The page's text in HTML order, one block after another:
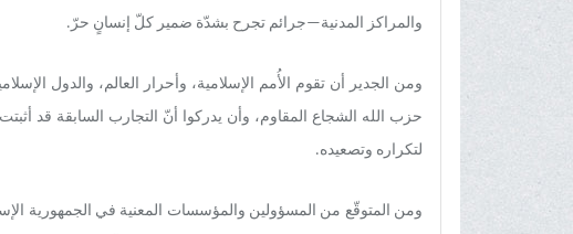
والمراكز المدنية—جرائم تجرح بشدّة ضمير كلّ إنسانٍ حرّ.
ومن الجدير أن تقوم الأُمم الإسلامية، وأحرار العالم، والدول
حزب الله الشجاع المقاوم، وأن يدركوا أنّ التجارب السابقة قد
لتكراره وتصعيده.
ومن المتوقّع من المسؤولين والمؤسسات المعنية في الجمهورية